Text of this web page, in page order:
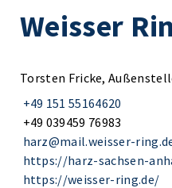
Weisser
Torsten Fricke,
+49 151 55164620
+49 039459 76983
harz@mail.weisser-
https://harz-sachsen-
https://weisser-ring.de/